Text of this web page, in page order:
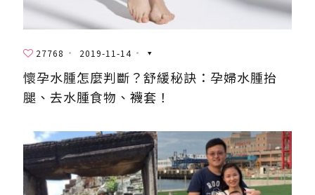
27768 2019-11-14
懷孕水腫怎麼判斷？舒緩秘訣：孕婦水腫抬
腿、去水腫食物、襪套！